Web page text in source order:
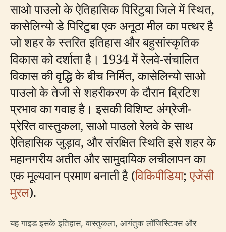
साओ पाउलो के ऐतिहासिक पिरिटुबा जिले में स्थित,
कासेलिन्यो डे पिरिटुबा एक अनूठा मील का पत्थर है
जो शहर के स्तरित इतिहास और बहुसांस्कृतिक
विकास को दर्शाता है। 1934 में रेलवे-संचालित
विकास की वृद्धि के बीच निर्मित, कासेलिन्यो साओ
पाउलो के तेजी से शहरीकरण के दौरान ब्रिटिश
प्रभाव का गवाह है। इसकी विशिष्ट अंग्रेजी-
प्रेरित वास्तुकला, साओ पाउलो रेलवे के साथ
ऐतिहासिक जुड़ाव, और संरक्षित स्थिति इसे शहर के
महानगरीय अतीत और सामुदायिक लचीलापन का
एक मूल्यवान प्रमाण बनाती है (विकिपीडिया;एजेंसी
मुरल).
यह गाइड इसके इतिहास, वास्तुकला, आगंतुक लॉजिस्टिक्स और